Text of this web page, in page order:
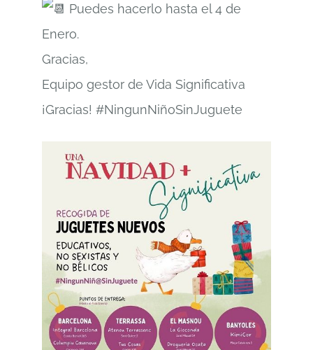
Puedes hacerlo hasta el 4 de
Enero.
Gracias,
Equipo gestor de Vida Significativa
¡Gracias! #NingunNiñoSinJuguete